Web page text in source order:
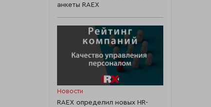
анкеты RAEX
Новости
RAEX определил новых HR-